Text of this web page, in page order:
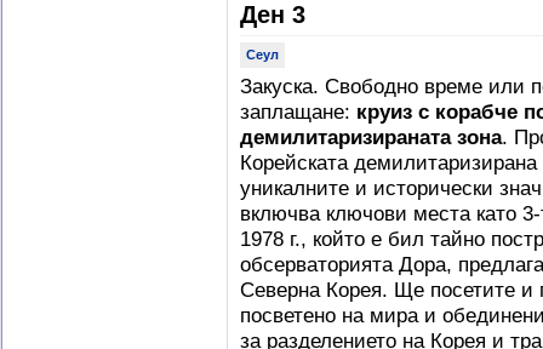
Ден 3
Сеул
Закуска. Свободно време или
заплащане: круиз с корабче
демилитаризираната зона.
Корейската
уникалните и исторически
включва ключови места като
1978 г., който е бил тайно
обсерваторията Дора,
Северна Корея. Ще посетите
посветено на мира и
за разделението на Корея и